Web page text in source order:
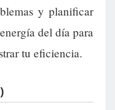
y planificar
del día para
tu eficiencia.